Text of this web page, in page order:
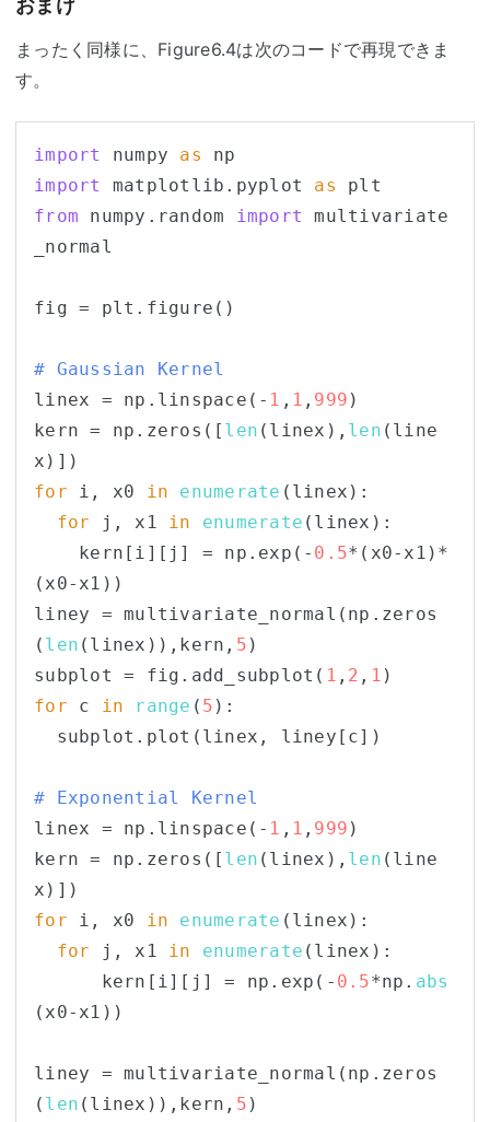
おまけ
まったく同様に、Figure6.4は次のコードで再現できま
す。
import numpy as
import
matplotlib.pyplot as
from numpy.random import
multivariate
_normal
fig = plt.figure()
# Gaussian Kernel
linex = np.linspace(- 1 , 1 , 999 )
kern = np.zeros([ len (linex), len (line
for i, x0 in enumerate (linex):
for j, x1 in enumerate (linex):
    kern[i][j] = np.exp(-
0.5*(x0-x1)*
(x0-x1))
liney = multivariate_normal(np.zeros
( len (linex)),kern, 5 )
subplot = fig.add_subplot( 1 , 2 , 1
for c in range ( 5 ):
# Exponential Kernel
linex = np.linspace(- 1 , 1 , 999 )
kern = np.zeros([ len (linex), len (line
for i, x0 in enumerate (linex):
for j, x1 in enumerate (linex):
      kern[i][j] = np.exp(-
0.5*np. abs
(x0-x1))
liney = multivariate_normal(np.zeros
( len (linex)),kern, 5 )